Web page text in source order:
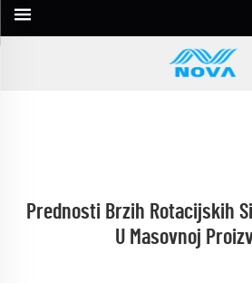
Prednosti Brzih Rotacijskih
U Masovnoj